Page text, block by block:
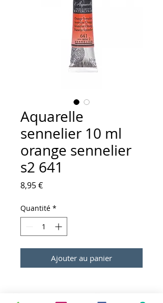
Aquarelle
sennelier 10 ml
orange sennelier
s2 641
8,95 €Prix
Quantité *
Ajouter au panier